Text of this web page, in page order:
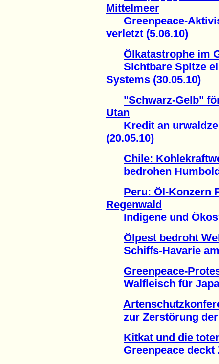
Mittelmeer
Greenpeace-
verletzt (5.06.10)
Ölkatastrophe im
Sichtbare Spitze
Systems (30.05.10)
"Schwarz-Gelb"
Utan
Kredit an
(20.05.10)
Chile:
bedrohen
Peru: Öl-Konzern
Regenwald
Indigene und
Ölpest bedroht
Schiffs-Havarie am
Greenpeace-
Walfleisch für
zur Zerstörung der
Kitkat und die
Greenpeace deckt